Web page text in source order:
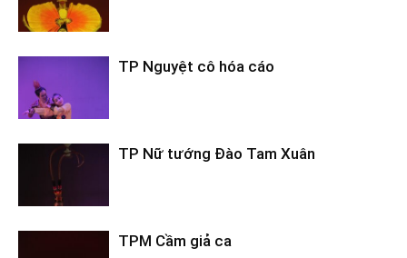
TP Nguyệt cô hóa cáo
TP Nữ tướng Đào Tam Xuân
TPM Cầm giả ca